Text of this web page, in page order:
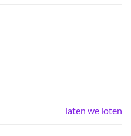
laten we loten